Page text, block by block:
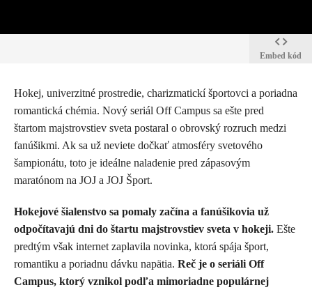
Embed kód
Hokej, univerzitné prostredie, charizmatickí športovci a poriadna
romantická chémia. Nový seriál Off Campus sa ešte pred
štartom majstrovstiev sveta postaral o obrovský rozruch medzi
fanúšikmi. Ak sa už neviete dočkať atmosféry svetového
šampionátu, toto je ideálne naladenie pred zápasovým
maratónom na JOJ a JOJ Šport.
Hokejové šialenstvo sa pomaly začína a fanúšikovia už
odpočítavajú dni do štartu majstrovstiev sveta v hokeji. Ešte
predtým však internet zaplavila novinka, ktorá spája šport,
romantiku a poriadnu dávku napätia. Reč je o seriáli Off
Campus, ktorý vznikol podľa mimoriadne populárnej